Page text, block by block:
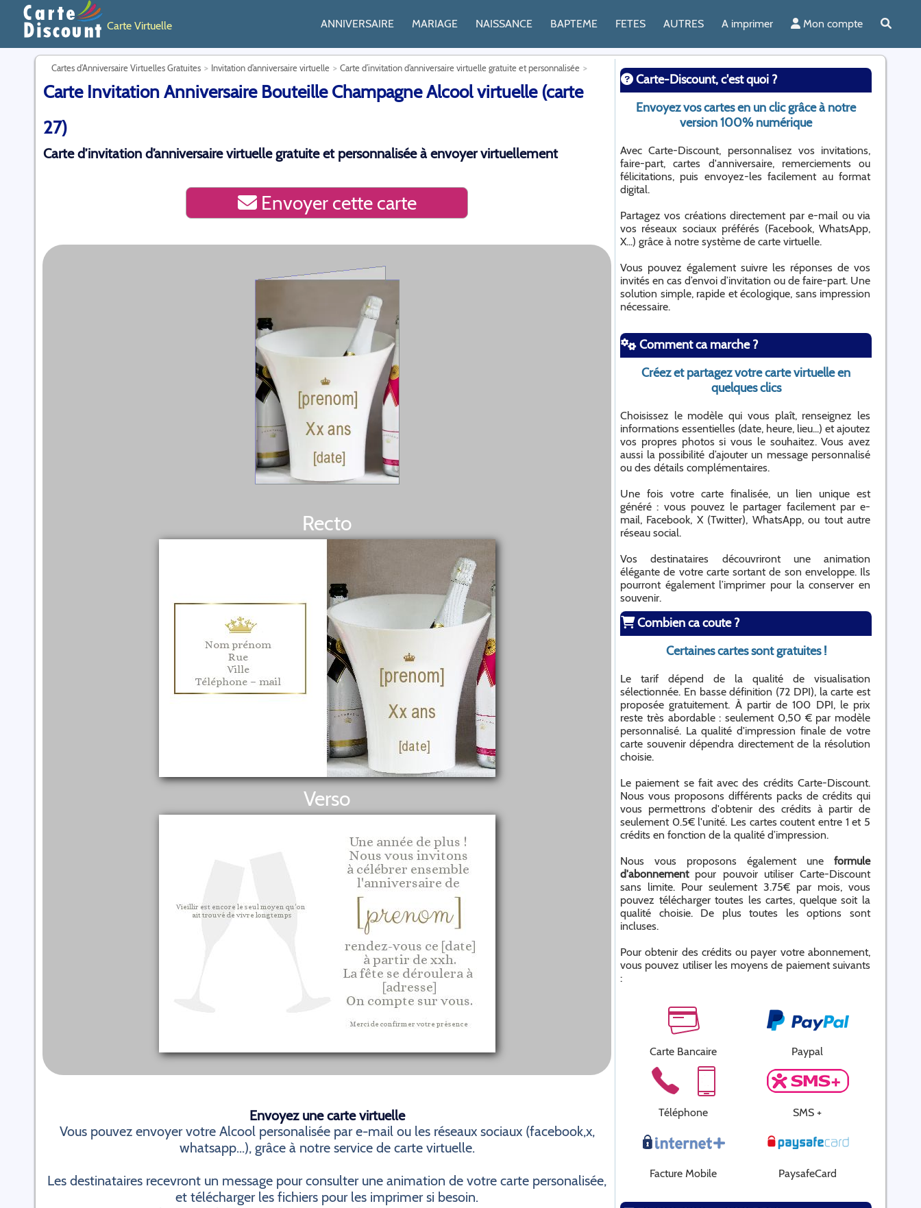
Carte Virtuelle ANNIVERSAIRE MARIAGE NAISSANCE BAPTEME FETES AUTRES A imprimer Mon compte
Cartes d’Anniversaire Virtuelles Gratuites Invitation d’anniversaire virtuelle Carte d’invitation d’anniversaire virtuelle gratuite et personnalisée
Carte Invitation Anniversaire Bouteille Champagne Alcool virtuelle (carte
27)
Carte d’invitation d’anniversaire virtuelle gratuite et personnalisée à envoyer virtuellement
Envoyer cette carte
Recto
Verso
Envoyez une carte virtuelle
Vous pouvez envoyer votre Alcool personalisée par e-mail ou les réseaux sociaux (facebook,x,
whatsapp...), grâce à notre service de carte virtuelle.
Les destinataires recevront un message pour consulter une animation de votre carte personalisée,
et télécharger les fichiers pour les imprimer si besoin.
Carte-Discount, c'est quoi ?
Envoyez vos cartes en un clic grâce à notre
version 100% numérique
Avec Carte-Discount, personnalisez vos invitations,
faire-part, cartes d'anniversaire, remerciements ou
félicitations, puis envoyez-les facilement au format
digital.
Partagez vos créations directement par e-mail ou via
vos réseaux sociaux préférés (Facebook, WhatsApp,
X...) grâce à notre système de carte virtuelle.
Vous pouvez également suivre les réponses de vos
invités en cas d’envoi d’invitation ou de faire-part. Une
solution simple, rapide et écologique, sans impression
nécessaire.
Comment ca marche ?
Créez et partagez votre carte virtuelle en
quelques clics
Choisissez le modèle qui vous plaît, renseignez les
informations essentielles (date, heure, lieu...) et ajoutez
vos propres photos si vous le souhaitez. Vous avez
aussi la possibilité d’ajouter un message personnalisé
ou des détails complémentaires.
Une fois votre carte finalisée, un lien unique est
généré : vous pouvez le partager facilement par e-
mail, Facebook, X (Twitter), WhatsApp, ou tout autre
réseau social.
Vos destinataires découvriront une animation
élégante de votre carte sortant de son enveloppe. Ils
pourront également l’imprimer pour la conserver en
souvenir.
Combien ca coute ?
Certaines cartes sont gratuites !
Le tarif dépend de la qualité de visualisation
sélectionnée. En basse définition (72 DPI), la carte est
proposée gratuitement. À partir de 100 DPI, le prix
reste très abordable : seulement 0,50 € par modèle
personnalisé. La qualité d'impression finale de votre
carte souvenir dépendra directement de la résolution
choisie.
Le paiement se fait avec des crédits Carte-Discount.
Nous vous proposons différents packs de crédits qui
vous permettrons d'obtenir des crédits à partir de
seulement 0.5€ l'unité. Les cartes coutent entre 1 et 5
crédits en fonction de la qualité d’impression.
Nous vous proposons également une formule
d'abonnementpour pouvoir utiliser Carte-Discount
sans limite. Pour seulement 3.75€ par mois, vous
pouvez télécharger toutes les cartes, quelque soit la
qualité choisie. De plus toutes les options sont
incluses.
Pour obtenir des crédits ou payer votre abonnement,
vous pouvez utiliser les moyens de paiement suivants
:
Carte Bancaire Paypal
Téléphone SMS +
Facture Mobile PaysafeCard